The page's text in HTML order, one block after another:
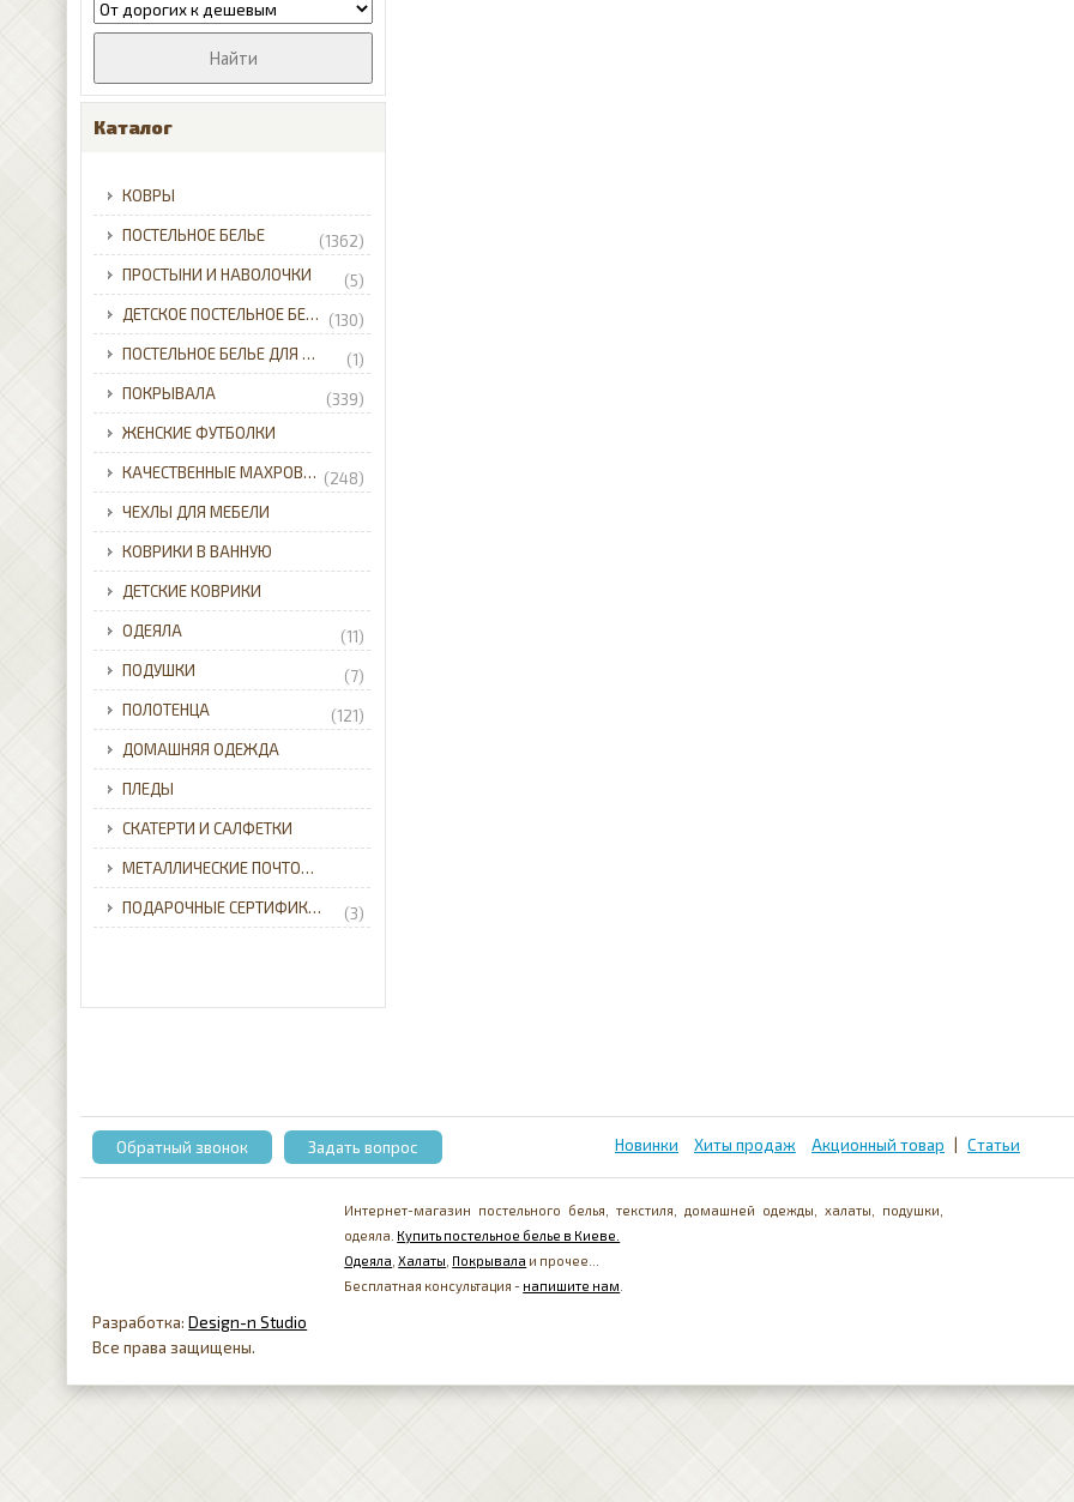
розовый 2
лиловый 8
серебристый 2
черный
Каталог
КОВРЫ
ПОСТЕЛЬНОЕ БЕЛЬЕ
(1362)
ПРОСТЫНИ И НАВОЛОЧКИ
(5)
ДЕТСКОЕ ПОСТЕЛЬНОЕ БЕЛЬЕ
(130)
ПОСТЕЛЬНОЕ БЕЛЬЕ ДЛЯ МЛАДЕНЦЕВ
(1)
ПОКРЫВАЛА
(339)
ЖЕНСКИЕ ФУТБОЛКИ
КАЧЕСТВЕННЫЕ МАХРОВЫЕ ХАЛАТЫ ДЛЯ ВСЕЙ СЕМЬИ С ДОСТАВКОЙ ПО УКРАИНЕ. (248)
ЧЕХЛЫ ДЛЯ МЕБЕЛИ
КОВРИКИ В ВАННУЮ
ДЕТСКИЕ КОВРИКИ
ОДЕЯЛА
(11)
ПОДУШКИ
(7)
ПОЛОТЕНЦА
(121)
ДОМАШНЯЯ ОДЕЖДА
ПЛЕДЫ
СКАТЕРТИ И САЛФЕТКИ
МЕТАЛЛИЧЕСКИЕ ПОЧТОВЫЕ ЯЩИКИ ДЛЯ ЧАСТНОГО ДОМА С ДОСТАВКОЙ ПО УКРАИНЕ.
ПОДАРОЧНЫЕ СЕРТИФИКАТЫ (3)
Новинки Хиты продаж Акционный товар Статьи
Обратный звонок Задать вопрос
Интернет-магазин постельного белья, текстиля, домашней одежды, халаты, подушки,
одеяла. Купить постельное белье в Киеве.
Одеяла ,Халаты Покрывала и прочее...
Бесплатная консультация - напишите нам
Разработка:Design-n Studio
Все права защищены.